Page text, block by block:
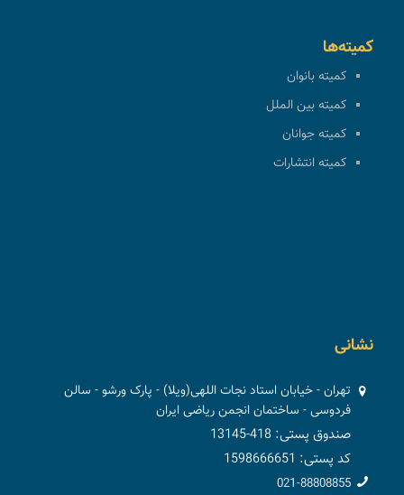
کمیته‌ها
کمیته بانوان
کمیته بین الملل
کمیته جوانان
کمیته انتشارات
نشانی
تهران - خیابان استاد نجات اللهی(ویلا) - پارک ورشو - سالن
فردوسی - ساختمان انجمن ریاضی ایران
صندوق پستی: 418-13145
کد پستی: 1598666651
021-88808855